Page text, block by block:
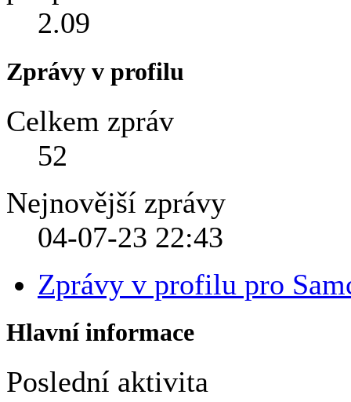
2.09
Zprávy v profilu
Celkem zpráv
52
Nejnovější zprávy
04-07-23 22:43
Zprávy v profilu pro
Hlavní informace
Poslední aktivita